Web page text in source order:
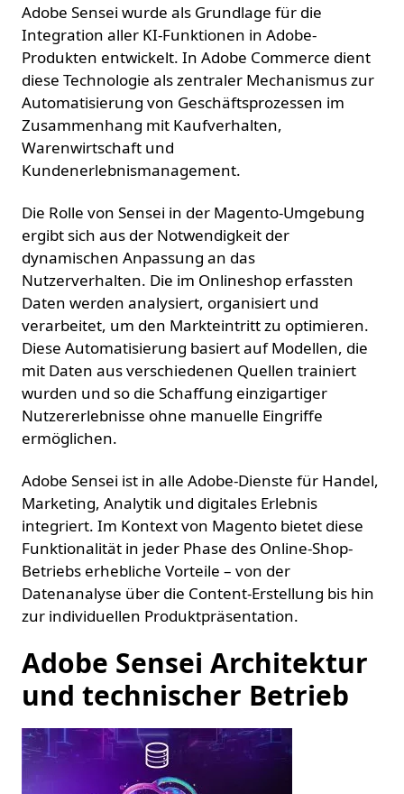
Adobe Sensei wurde als Grundlage für die
Integration aller KI-Funktionen in Adobe-
Produkten entwickelt. In Adobe Commerce dient
diese Technologie als zentraler Mechanismus zur
Automatisierung von Geschäftsprozessen im
Zusammenhang mit Kaufverhalten,
Warenwirtschaft und
Kundenerlebnismanagement.
Die Rolle von Sensei in der Magento-Umgebung
ergibt sich aus der Notwendigkeit der
dynamischen Anpassung an das
Nutzerverhalten. Die im Onlineshop erfassten
Daten werden analysiert, organisiert und
verarbeitet, um den Markteintritt zu optimieren.
Diese Automatisierung basiert auf Modellen, die
mit Daten aus verschiedenen Quellen trainiert
wurden und so die Schaffung einzigartiger
Nutzererlebnisse ohne manuelle Eingriffe
ermöglichen.
Adobe Sensei ist in alle Adobe-Dienste für Handel,
Marketing, Analytik und digitales Erlebnis
integriert. Im Kontext von Magento bietet diese
Funktionalität in jeder Phase des Online-Shop-
Betriebs erhebliche Vorteile – von der
Datenanalyse über die Content-Erstellung bis hin
zur individuellen Produktpräsentation.
Adobe Sensei Architektur
und technischer Betrieb